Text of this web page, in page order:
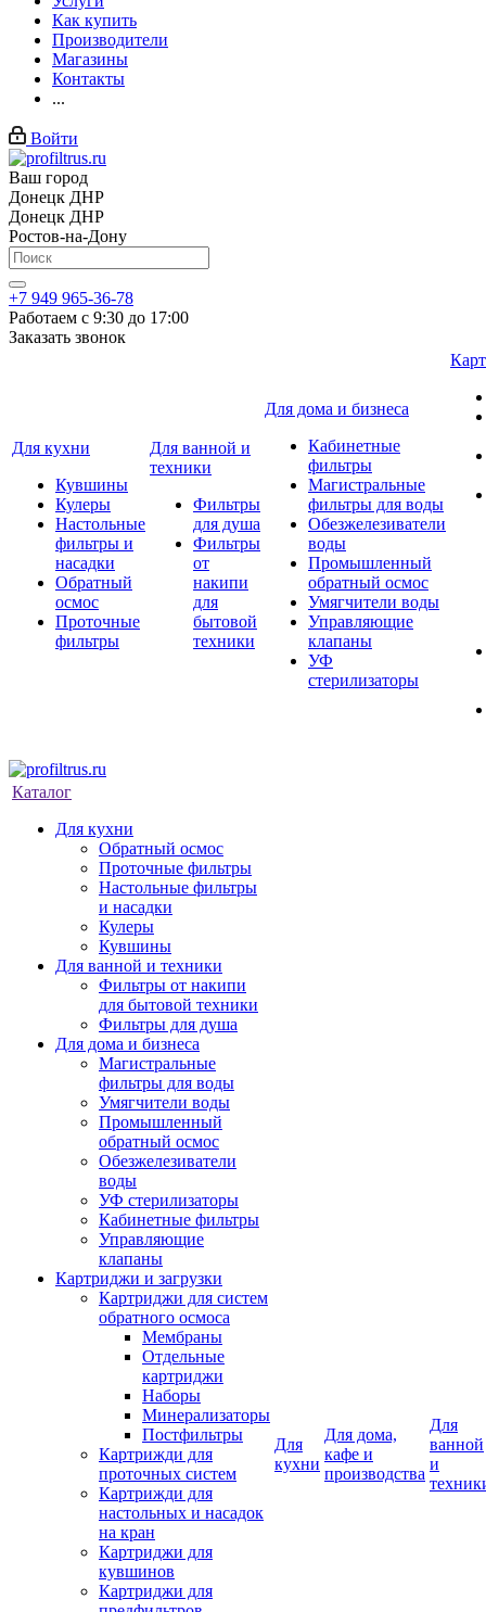
Как купить
Производители
Магазины
Контакты
...
Войти
Ваш город
Донецк ДНР
Донецк ДНР
Ростов-на-Дону
+7 949 965-36-78
Работаем с 9:30 до 17:00
Заказать звонок
Для кухни
Кувшины
Кулеры
Настольные
фильтры и
насадки
Обратный
осмос
Проточные
фильтры
Для ванной и
техники
Фильтры
для душа
Фильтры
от
накипи
для
бытовой
техники
Для дома и бизнеса
Кабинетные
фильтры
Магистральные
фильтры для воды
Обезжелезиватели
воды
Промышленный
обратный осмос
Умягчители воды
Управляющие
клапаны
УФ
стерилизаторы
Каталог
Для кухни
Обратный осмос
Проточные фильтры
Настольные фильтры
и насадки
Кулеры
Кувшины
Для ванной и техники
Фильтры от накипи
для бытовой техники
Фильтры для душа
Для дома и бизнеса
Магистральные
фильтры для воды
Умягчители воды
Промышленный
обратный осмос
Обезжелезиватели
воды
УФ стерилизаторы
Кабинетные фильтры
Управляющие
клапаны
Картриджи и загрузки
Картриджи для систем
обратного осмоса
Мембраны
Отдельные
картриджи
Наборы
Минерализаторы
Постфильтры
Картрижди для
проточных систем
Картрижди для
настольных и насадок
на кран
Картриджи для
кувшинов
Картриджи для
Для
кухни
Для дома,
кафе и
производства
Для
ванной
и